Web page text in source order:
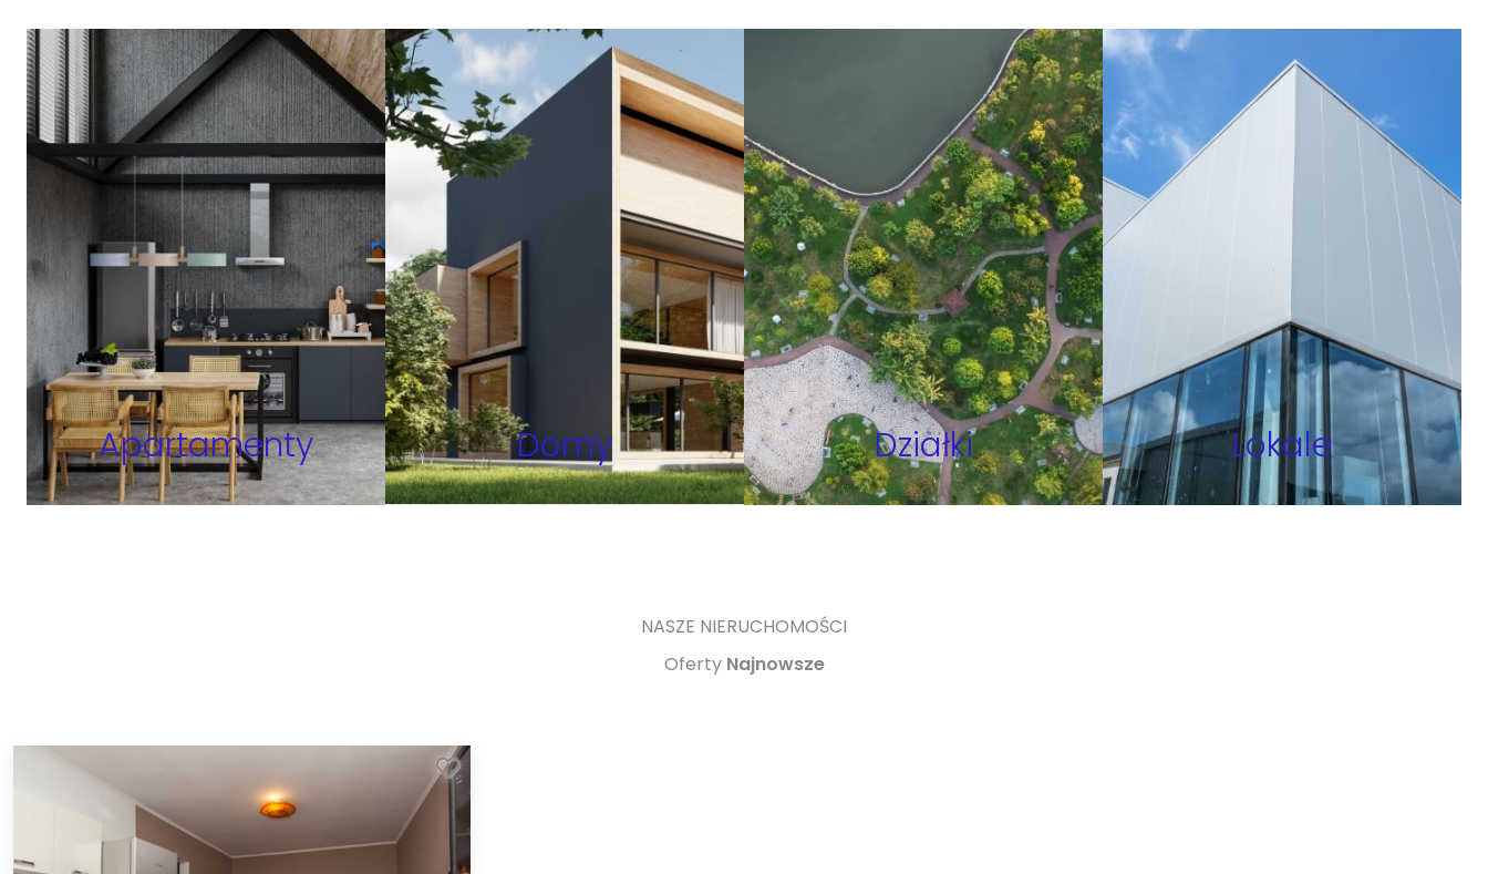
Apartamenty Domy Działki Lokale
NASZE NIERUCHOMOŚCI
Oferty Najnowsze